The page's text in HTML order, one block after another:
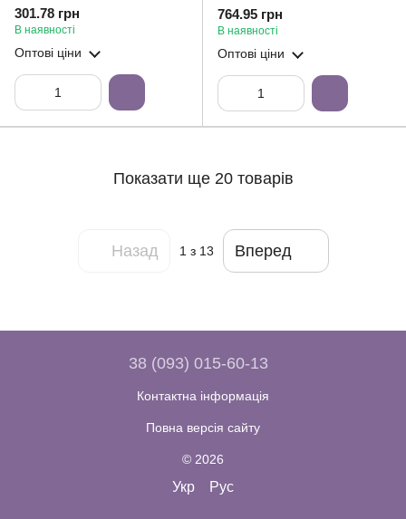
3в1 ТМ Корабельна
перлинно-золота ( 108)
0,75л
301.78 грн
В наявності
Оптові ціни
3в1 ТМ Корабельна
перлинно-золота ( 108) 2л
764.95 грн
В наявності
Оптові ціни
Показати ще 20 товарів
Назад 1 з 13 Вперед
38 (093) 015-60-13
Контактна інформація
Повна версія сайту
© 2026
Укр Рус